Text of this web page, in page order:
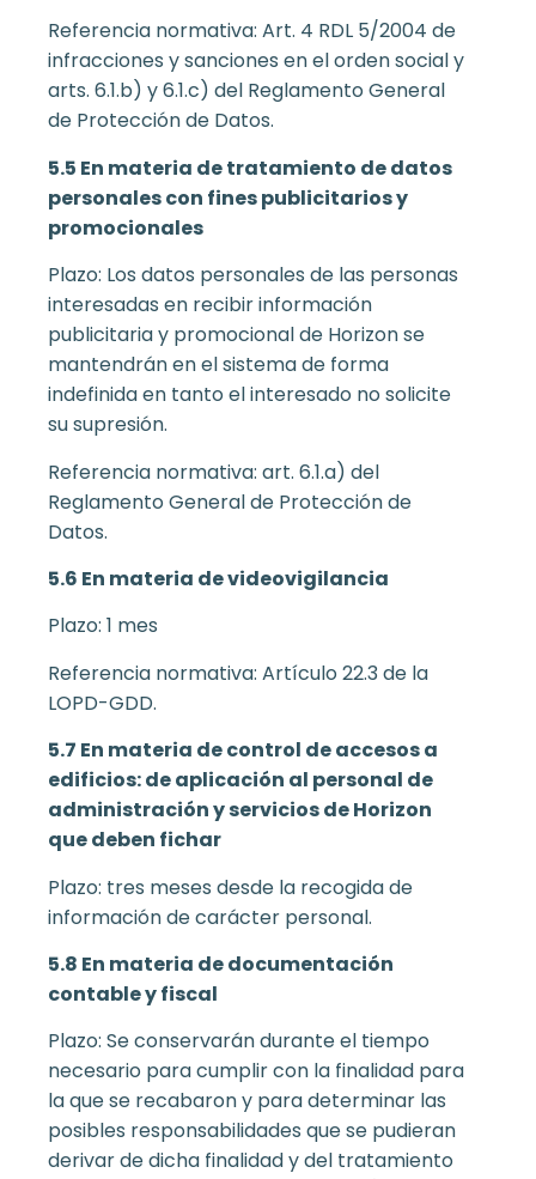
Referencia normativa: Art. 4 RDL 5/2004 de
infracciones y sanciones en el orden social y
arts. 6.1.b) y 6.1.c) del Reglamento General
de Protección de Datos.
5.5 En materia de tratamiento de datos
personales con fines publicitarios y
promocionales
Plazo: Los datos personales de las personas
interesadas en recibir información
publicitaria y promocional de Horizon se
mantendrán en el sistema de forma
indefinida en tanto el interesado no solicite
su supresión.
Referencia normativa: art. 6.1.a) del
Reglamento General de Protección de
Datos.
5.6 En materia de videovigilancia
Plazo: 1 mes
Referencia normativa: Artículo 22.3 de la
LOPD-GDD.
5.7 En materia de control de accesos a
edificios: de aplicación al personal de
administración y servicios de Horizon
que deben fichar
Plazo: tres meses desde la recogida de
información de carácter personal.
5.8 En materia de documentación
contable y fiscal
Plazo: Se conservarán durante el tiempo
necesario para cumplir con la finalidad para
la que se recabaron y para determinar las
posibles responsabilidades que se pudieran
derivar de dicha finalidad y del tratamiento